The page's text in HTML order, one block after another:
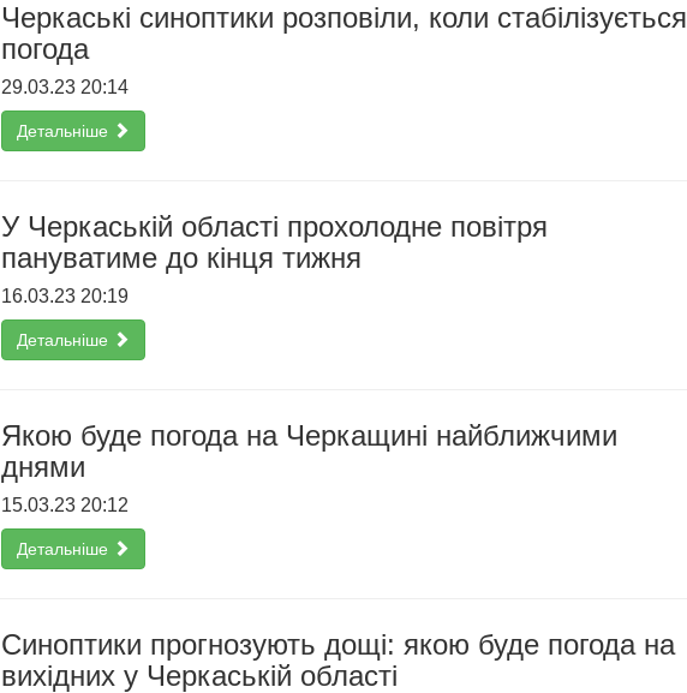
Черкаські синоптики розповіли, коли стабілізується
погода
29.03.23 20:14
Детальніше
У Черкаській області прохолодне повітря
пануватиме до кінця тижня
16.03.23 20:19
Детальніше
Якою буде погода на Черкащині найближчими
днями
15.03.23 20:12
Детальніше
Синоптики прогнозують дощі: якою буде погода на
вихідних у Черкаській області